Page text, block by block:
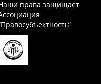
права защищает